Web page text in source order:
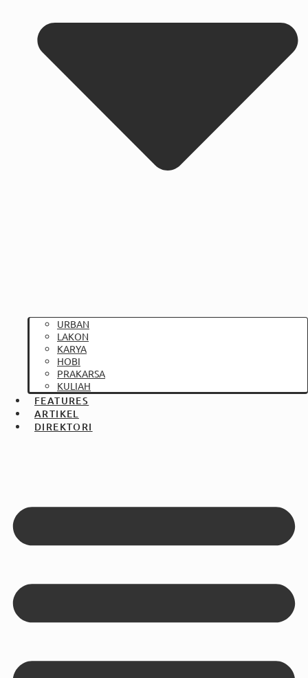
URBAN
LAKON
KARYA
HOBI
PRAKARSA
KULIAH
FEATURES
ARTIKEL
DIREKTORI